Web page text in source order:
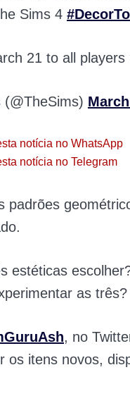
Sims 4
21 to all players
notícia no WhatsApp
notícia no Telegram
padrões
estéticas
as três?
, no
os itens novos,